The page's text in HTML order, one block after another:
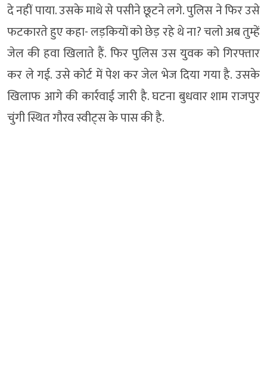
दे नहीं पाया. उसके माथे से पसीने छूटने लगे. पुलिस ने फिर उसे
फटकारते हुए कहा- लड़कियों को छेड़ रहे थे ना? चलो अब तुम्हें
जेल की हवा खिलाते हैं. फिर पुलिस उस युवक को गिरफ्तार
कर ले गई. उसे कोर्ट में पेश कर जेल भेज दिया गया है. उसके
खिलाफ आगे की कार्रवाई जारी है. घटना बुधवार शाम राजपुर
चुंगी स्थित गौरव स्वीट्स के पास की है.